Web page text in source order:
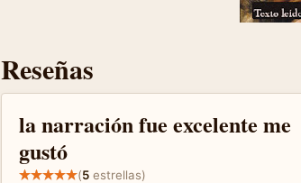
Reseñas
la narración fue excelente me
gustó
(5 estrellas)